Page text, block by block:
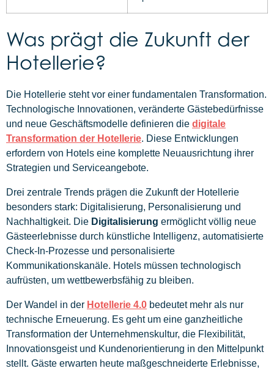
Was prägt die Zukunft der
Hotellerie?
Die Hotellerie steht vor einer fundamentalen Transformation.
Technologische Innovationen, veränderte Gästebedürfnisse
und neue Geschäftsmodelle definieren die digitale
Transformation der Hotellerie. Diese Entwicklungen
erfordern von Hotels eine komplette Neuausrichtung ihrer
Strategien und Serviceangebote.
Drei zentrale Trends prägen die Zukunft der Hotellerie
besonders stark: Digitalisierung, Personalisierung und
Nachhaltigkeit. Die Digitalisierung ermöglicht völlig neue
Gästeerlebnisse durch künstliche Intelligenz, automatisierte
Check-In-Prozesse und personalisierte
Kommunikationskanäle. Hotels müssen technologisch
aufrüsten, um wettbewerbsfähig zu bleiben.
Der Wandel in der Hotellerie 4.0 bedeutet mehr als nur
technische Erneuerung. Es geht um eine ganzheitliche
Transformation der Unternehmenskultur, die Flexibilität,
Innovationsgeist und Kundenorientierung in den Mittelpunkt
stellt. Gäste erwarten heute maßgeschneiderte Erlebnisse,